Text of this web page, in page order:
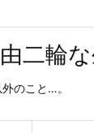
二輪
のこと…。